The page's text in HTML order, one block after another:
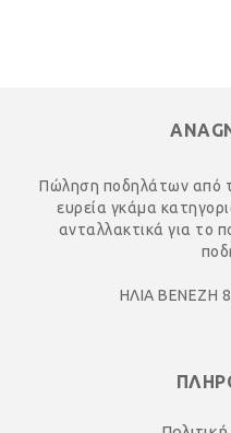
Πώληση ποδηλάτων από
ευρεία γκάμα
ανταλλακτικά για το
ΗΛΙΑ ΒΕΝΕΖΗ